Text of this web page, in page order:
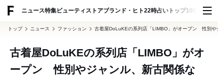
ニュース特集ビューティ ストアブランド・ヒト22時占い トップ100 スナッ
トップ ニュース ファッション 古着屋DoLuKEの系列店「LIMBO」がオープン 性別や
古着屋DoLuKEの系列店「LIMBO」がオ
ープン 性別やジャンル、新古関係な